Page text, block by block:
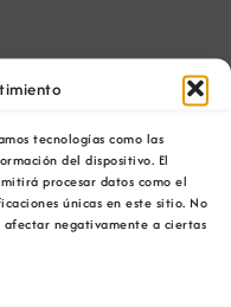
tecnologías como las
del dispositivo. El
procesar datos como el
únicas en este sitio. No
negativamente a ciertas
teóricas e 4 de
humano en